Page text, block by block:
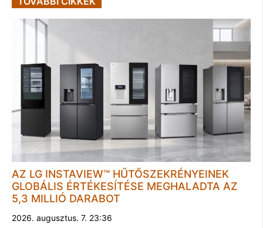
AZ LG INSTAVIEW™ HŰTŐSZEKRÉNYEINEK
GLOBÁLIS ÉRTÉKESÍTÉSE MEGHALADTA AZ
5,3 MILLIÓ DARABOT
2026. augusztus. 7. 23:36